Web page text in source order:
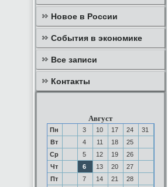
Новое в России
События в экономике
Все записи
Контакты
Август
Пн 3 10 17 24
31
Вт
4 11 18
25
Ср
5 12 19
26
Чт
6 13 20
27
Пт
7 14 21
28